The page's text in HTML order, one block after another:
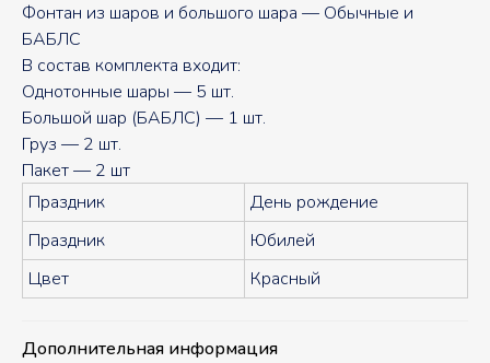
Фонтан из шаров и большого шара — Обычные и
БАБЛС
В состав комплекта входит:
Однотонные шары — 5 шт.
Большой шар (БАБЛС) — 1 шт.
Груз — 2 шт.
Пакет — 2 шт
Праздник
День рождение
Праздник
Юбилей
Цвет
Красный
Дополнительная информация